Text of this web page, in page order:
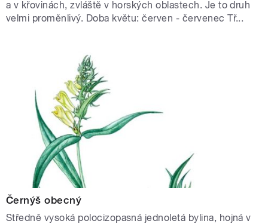
a v křovinách, zvláště v horských oblastech. Je to druh
velmi proměnlivý. Doba květu: červen - červenec Tř...
Černýš obecný
Středně vysoká polocizopasná jednoletá bylina, hojná v